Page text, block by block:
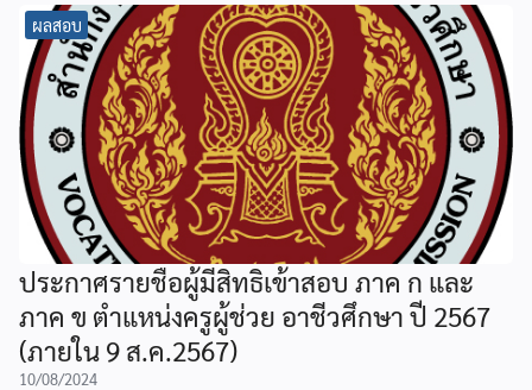
ผลสอบ
ประกาศรายชื่อผู้มีสิทธิเข้าสอบ ภาค ก และ
ภาค ข ตำแหน่งครูผู้ช่วย อาชีวศึกษา ปี 2567
(ภายใน 9 ส.ค.2567)
10/08/2024